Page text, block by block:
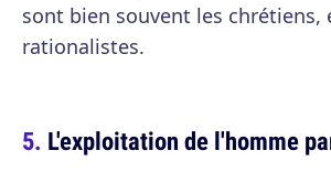
sont bien souvent les chrétiens,
rationalistes.
L'exploitation de l'homme